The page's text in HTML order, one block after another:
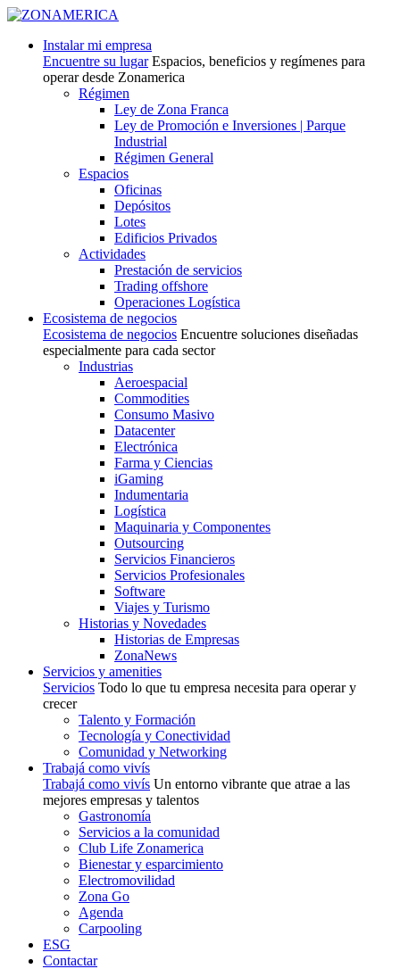
Instalar mi empresa
Encuentre su lugar Espacios, beneficios y regímenes para
operar desde Zonamerica
Régimen
Ley de Zona Franca
Ley de Promoción e Inversiones | Parque
Industrial
Régimen General
Espacios
Oficinas
Depósitos
Lotes
Edificios Privados
Actividades
Prestación de servicios
Trading offshore
Operaciones Logística
Ecosistema de negocios
Ecosistema de negocios Encuentre soluciones diseñadas
especialmente para cada sector
Industrias
Aeroespacial
Commodities
Consumo Masivo
Datacenter
Electrónica
Farma y Ciencias
iGaming
Indumentaria
Logística
Maquinaria y Componentes
Outsourcing
Servicios Financieros
Servicios Profesionales
Software
Viajes y Turismo
Historias y Novedades
Historias de Empresas
ZonaNews
Servicios y amenities
Servicios Todo lo que tu empresa necesita para operar y
crecer
Talento y Formación
Tecnología y Conectividad
Comunidad y Networking
Trabajá como vivís
Trabajá como vivís Un entorno vibrante que atrae a las
mejores empresas y talentos
Gastronomía
Servicios a la comunidad
Club Life Zonamerica
Bienestar y esparcimiento
Electromovilidad
Zona Go
Agenda
Carpooling
ESG
Contactar